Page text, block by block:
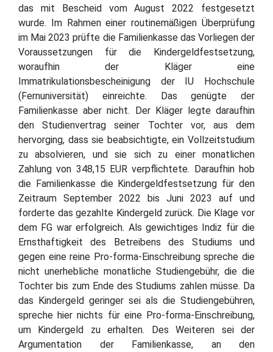
das mit Bescheid vom August 2022 festgesetzt
wurde. Im Rahmen einer routinemäßigen Überprüfung
im Mai 2023 prüfte die Familienkasse das Vorliegen der
Voraussetzungen für die Kindergeldfestsetzung,
woraufhin der Kläger eine
Immatrikulationsbescheinigung der IU Hochschule
(Fernuniversität) einreichte. Das genügte der
Familienkasse aber nicht. Der Kläger legte daraufhin
den Studienvertrag seiner Tochter vor, aus dem
hervorging, dass sie beabsichtigte, ein Vollzeitstudium
zu absolvieren, und sie sich zu einer monatlichen
Zahlung von 348,15 EUR verpflichtete. Daraufhin hob
die Familienkasse die Kindergeldfestsetzung für den
Zeitraum September 2022 bis Juni 2023 auf und
forderte das gezahlte Kindergeld zurück. Die Klage vor
dem FG war erfolgreich. Als gewichtiges Indiz für die
Ernsthaftigkeit des Betreibens des Studiums und
gegen eine reine Pro-forma-Einschreibung spreche die
nicht unerhebliche monatliche Studiengebühr, die die
Tochter bis zum Ende des Studiums zahlen müsse. Da
das Kindergeld geringer sei als die Studiengebühren,
spreche hier nichts für eine Pro-forma-Einschreibung,
um Kindergeld zu erhalten. Des Weiteren sei der
Argumentation der Familienkasse, an den